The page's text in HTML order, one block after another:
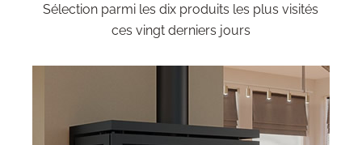
Sélection parmi les dix produits les plus visités
ces vingt derniers jours